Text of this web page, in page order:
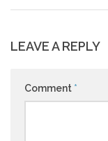
LEAVE A REPLY
Comment *